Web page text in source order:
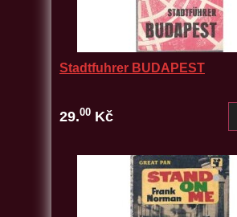
Stadtfuhrer BUDAPEST
29.00 Kč